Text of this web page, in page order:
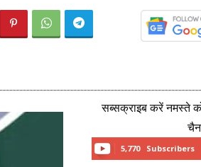
सब्सक्राइब करें नमस्ते
5,770 Subscribers